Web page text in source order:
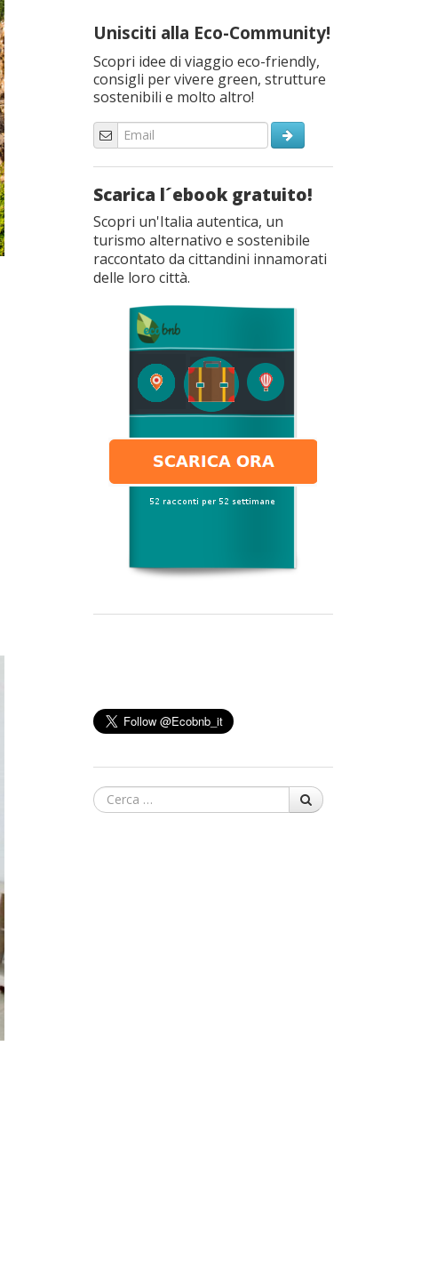
Unisciti alla Eco-Community!
Scopri idee di viaggio eco-friendly,
consigli per vivere green, strutture
sostenibili e molto altro!
Scarica l´ebook gratuito!
Scopri un'Italia autentica, un
turismo alternativo e sostenibile
raccontato da cittandini innamorati
delle loro città.
Cerca